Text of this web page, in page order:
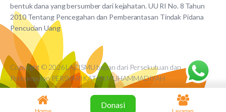
bentuk dana yang bersumber dari kejahatan. UU RI No. 8 Tahun
2010 Tentang Pencegahan dan Pemberantasan Tindak Pidana
Pencucian Uang
Copyright © 2026 LAZISMU bagian dari Persekutuan dan
Perkumpulan PERSYARIKATAN MUHAMMADIYAH
Donasi